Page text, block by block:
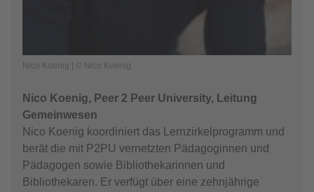
Nico Koenig | © Nico Koenig
Nico Koenig, Peer 2 Peer University, Leitung
Gemeinwesen
Nico Koenig koordiniert das Lernzirkelprogramm und
berät die mit P2PU vernetzten Pädagoginnen und
Pädagogen sowie Bibliothekarinnen und
Bibliothekaren. Er verfügt über eine zehnjährige